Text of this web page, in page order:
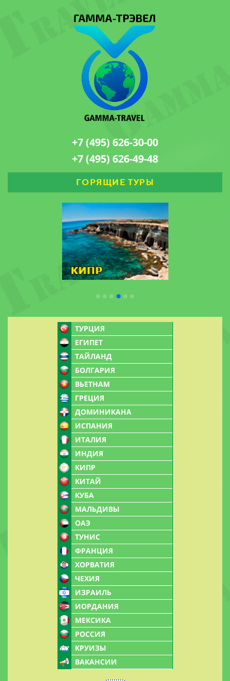
+7 (495) 626-30-00
+7 (495) 626-49-48
ГОРЯЩИЕ ТУРЫ
ТУРЦИЯ
ЕГИПЕТ
ТАЙЛАНД
БОЛГАРИЯ
ВЬЕТНАМ
ГРЕЦИЯ
ДОМИНИКАНА
ИСПАНИЯ
ИТАЛИЯ
ИНДИЯ
КИПР
КИТАЙ
КУБА
МАЛЬДИВЫ
ОАЭ
ТУНИС
ФРАНЦИЯ
ХОРВАТИЯ
ЧЕХИЯ
ИЗРАИЛЬ
ИОРДАНИЯ
МЕКСИКА
РОССИЯ
КРУИЗЫ
ВАКАНСИИ